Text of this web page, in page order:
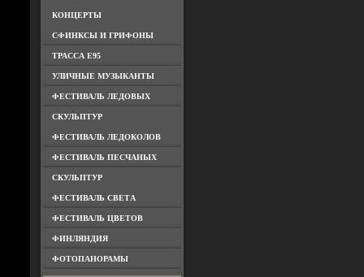
КОНЦЕРТЫ
СФИНКСЫ И ГРИФОНЫ
ТРАССА Е95
УЛИЧНЫЕ МУЗЫКАНТЫ
ФЕСТИВАЛЬ ЛЕДОВЫХ
СКУЛЬПТУР
ФЕСТИВАЛЬ ЛЕДОКОЛОВ
ФЕСТИВАЛЬ ПЕСЧАНЫХ
СКУЛЬПТУР
ФЕСТИВАЛЬ СВЕТА
ФЕСТИВАЛЬ ЦВЕТОВ
ФИНЛЯНДИЯ
ФОТОПАНОРАМЫ